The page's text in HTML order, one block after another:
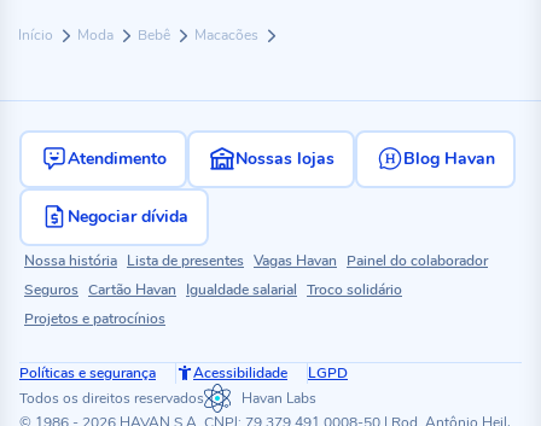
Início Moda Bebê Macacões
Atendimento Nossas lojas Blog Havan
Negociar dívida
Nossa história Lista de presentes Vagas Havan
Painel do colaborador
Seguros Cartão Havan Igualdade salarial Troco solidário
Projetos e patrocínios
Políticas e segurança Acessibilidade
LGPD
Todos os direitos reservados
Havan Labs